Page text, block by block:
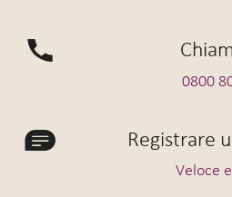
0800
Registrare
Veloce